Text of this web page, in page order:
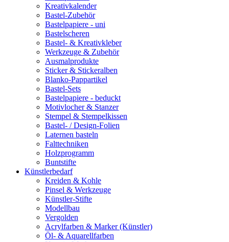
Kreativkalender
Bastel-Zubehör
Bastelpapiere - uni
Bastelscheren
Bastel- & Kreativkleber
Werkzeuge & Zubehör
Ausmalprodukte
Sticker & Stickeralben
Blanko-Pappartikel
Bastel-Sets
Bastelpapiere - beduckt
Motivlocher & Stanzer
Stempel & Stempelkissen
Bastel- / Design-Folien
Laternen basteln
Falttechniken
Holzprogramm
Buntstifte
Künstlerbedarf
Kreiden & Kohle
Pinsel & Werkzeuge
Künstler-Stifte
Modellbau
Vergolden
Acrylfarben & Marker (Künstler)
Öl- & Aquarellfarben